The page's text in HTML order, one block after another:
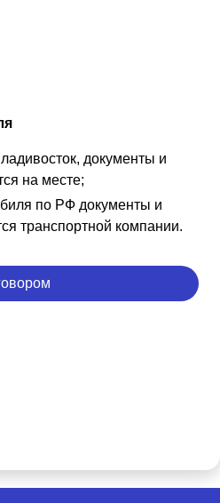
документы и
на месте;
по РФ документы и
транспортной компании.